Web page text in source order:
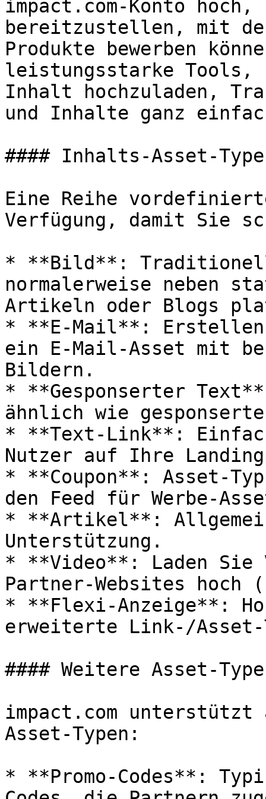
impact.com-Konto
bereitzustellen, mit
Produkte bewerben
leistungsstarke Tools,
Inhalt hochzuladen,
und Inhalte ganz
#### Inhalts-Asset-
Eine Reihe
Verfügung, damit Sie
* **Bild**:
normalerweise neben
Artikeln oder Blogs
* **E-Mail**:
ein E-Mail-Asset mit
Bildern.
* **Gesponserter
ähnlich wie
* **Text-Link**:
Nutzer auf Ihre
* **Coupon**: Asset-
den Feed für Werbe-
* **Artikel**:
Unterstützung.
* **Video**: Laden Sie
Partner-Websites
* **Flexi-Anzeige**:
erweiterte Link-/Asset-
#### Weitere Asset-
impact.com unterstützt
Asset-Typen:
* **Promo-Codes**: